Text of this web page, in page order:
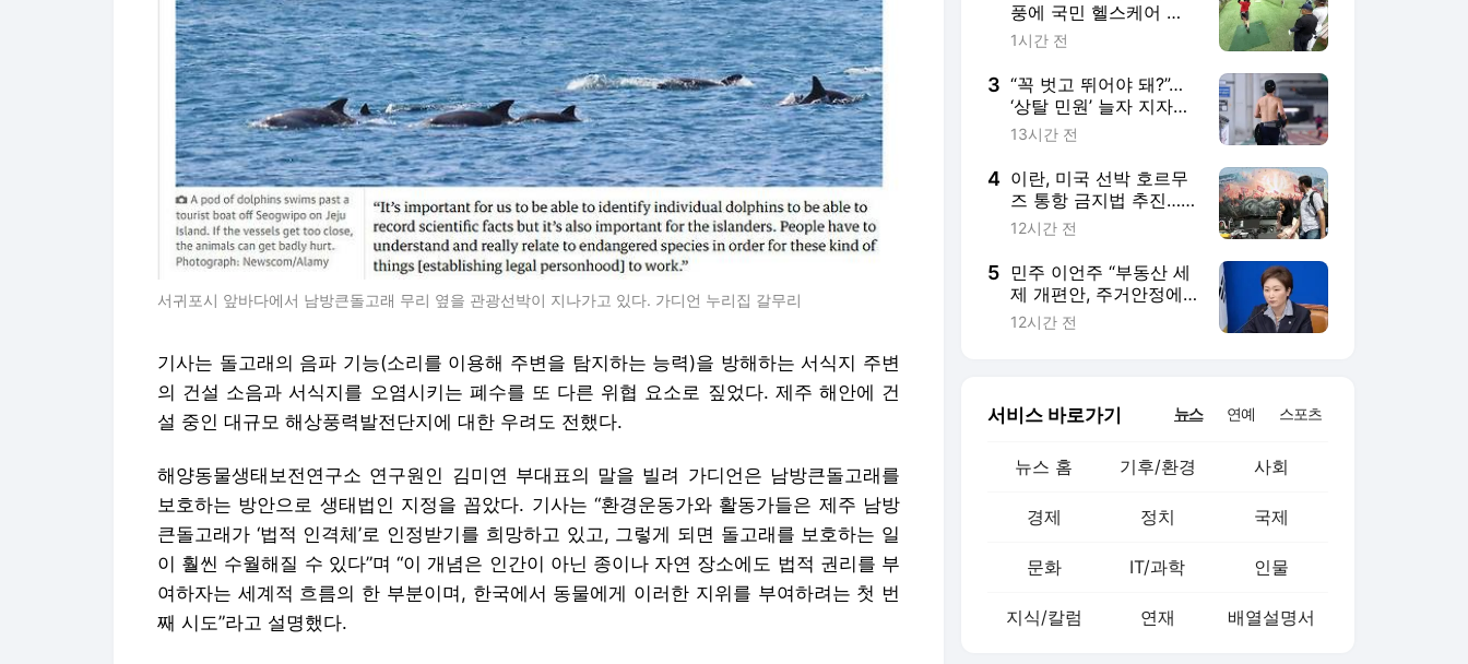
서귀포시 앞바다에서 남방큰돌고래 무리 옆을 관광선박이 지나가고 있다. 가디언 누리집 갈무리
기사는 돌고래의 음파 기능(소리를 이용해 주변을 탐지하는 능력)을 방해하는 서식지 주변
의 건설 소음과 서식지를 오염시키는 폐수를 또 다른 위협 요소로 짚었다. 제주 해안에 건
설 중인 대규모 해상풍력발전단지에 대한 우려도 전했다.
해양동물생태보전연구소 연구원인 김미연 부대표의 말을 빌려 가디언은 남방큰돌고래를
보호하는 방안으로 생태법인 지정을 꼽았다. 기사는 “환경운동가와 활동가들은 제주 남방
큰돌고래가 ‘법적 인격체’로 인정받기를 희망하고 있고, 그렇게 되면 돌고래를 보호하는 일
이 훨씬 수월해질 수 있다”며 “이 개념은 인간이 아닌 종이나 자연 장소에도 법적 권리를 부
여하자는 세계적 흐름의 한 부분이며, 한국에서 동물에게 이러한 지위를 부여하려는 첫 번
째 시도”라고 설명했다.
풍에 국민 헬스케어 산
업으로 진화 중
1시간 전
3 “꼭 벗고 뛰어야 돼?”…
‘상탈 민원’ 늘자 지자체
자제령까지
13시간 전
4 이란, 미국 선박 호르무
즈 통항 금지법 추진…
트럼프는 ‘속수무책’
12시간 전
5 민주 이언주 “부동산 세
제 개편안, 주거안정에
큰 무리수”
12시간 전
서비스 바로가기 뉴스 연예 스포츠
뉴스 홈 기후/환경 사회
경제 정치 국제
문화 IT/과학 인물
지식/칼럼 연재 배열설명서